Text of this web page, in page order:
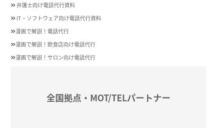
弁護士向け電話代行資料
IT・ソフトウェア向け電話代行資料
漫画で解説！電話代行
漫画で解説！飲食店向け電話代行
漫画で解説！サロン向け電話代行
全国拠点・MOT/TELパートナー